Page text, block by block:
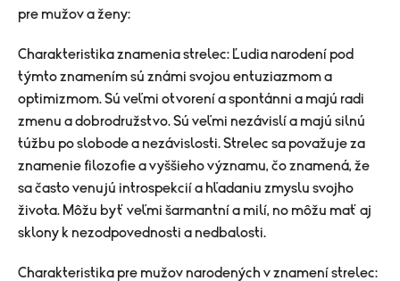
pre mužov a ženy:
Charakteristika znamenia strelec: Ľudia narodení pod
týmto znamením sú známi svojou entuziazmom a
optimizmom. Sú veľmi otvorení a spontánni a majú radi
zmenu a dobrodružstvo. Sú veľmi nezávislí a majú silnú
túžbu po slobode a nezávislosti. Strelec sa považuje za
znamenie filozofie a vyššieho významu, čo znamená, že
sa často venujú introspekcií a hľadaniu zmyslu svojho
života. Môžu byť veľmi šarmantní a milí, no môžu mať aj
sklony k nezodpovednosti a nedbalosti.
Charakteristika pre mužov narodených v znamení strelec: